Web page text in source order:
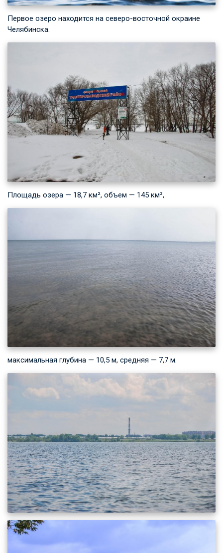
Первое озеро находится на северо-восточной окраине
Челябинска.
Площадь озера — 18,7 км², объем — 145 км³,
максимальная глубина — 10,5 м, средняя — 7,7 м.